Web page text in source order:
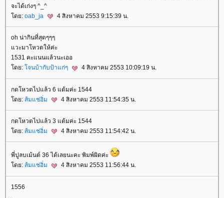
จะได้เก่งๆ ^_^
ดย: oab_ja 4 สิงหาคม 2553 9:15:39 น.
oh น่ากินที่สุดๆๆๆ
วะมาโหวตให้ค่ะ
1531 คะแนนแล้วนะเออ
ดย: จนบ้ากับป้าแก่ๆ 4 สิงหาคม 2553 10:09:19 น.
กดโหวตไปแล้ว 6 แต้มค่ะ 1544
ดย: ส้มแช่อิ่ม 4 สิงหาคม 2553 11:54:35 น.
กดโหวตไปแล้ว 3 แต้มค่ะ 1544
ดย: ส้มแช่อิ่ม 4 สิงหาคม 2553 11:54:42 น.
พี่ปูลบเม้นต์ 36 ได้เลยนะคะ พิมพ์ผิดค่ะ
ดย: ส้มแช่อิ่ม 4 สิงหาคม 2553 11:56:44 น.
1556